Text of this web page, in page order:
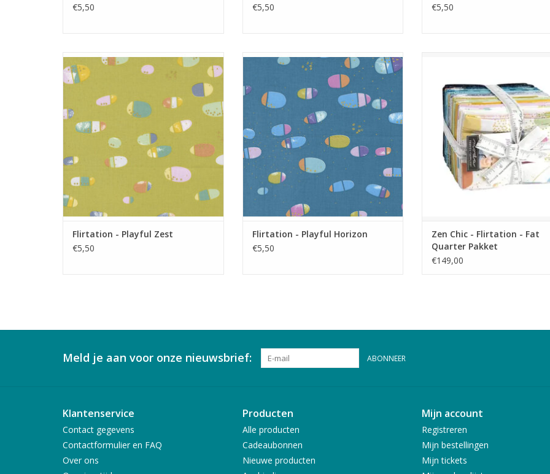
€5,50
€5,50
€5,50
groen met gekleurde figuurtjes en goud
metallic stipjes
TOEVOEGEN AAN WINKELWAGEN
Flirtation - Playful Zest
€5,50
blauw met gekleurde figuren en goud
metallic details
TOEVOEGEN AAN WINKELWAGEN
Flirtation - Playful Horizon
€5,50
Zen Chic - Flirtation - Fat
Quarter Pakket
€149,00
Meld je aan voor onze nieuwsbrief: ABONNEER
Klantenservice
Contact gegevens
Contactformulier en FAQ
Over ons
Producten
Alle producten
Cadeaubonnen
Nieuwe producten
Mijn account
Registreren
Mijn bestellingen
Mijn tickets